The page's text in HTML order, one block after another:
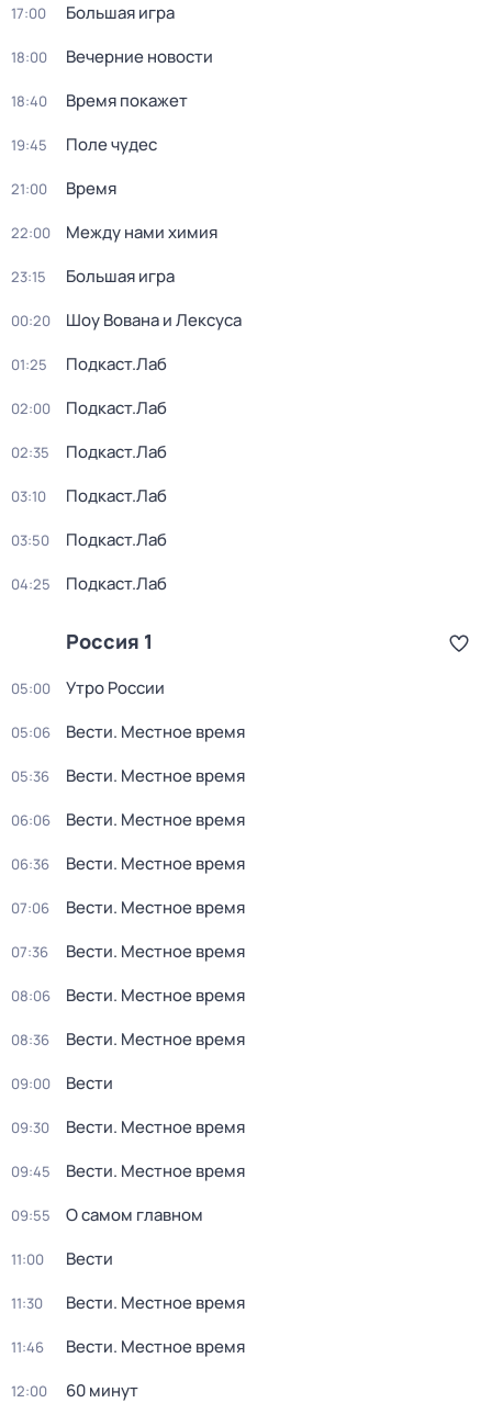
17:00 Большая игра
18:00 Вечерние новости
18:40 Время покажет
19:45 Поле чудес
21:00 Время
22:00 Между нами химия
23:15 Большая игра
00:20 Шоу Вована и Лексуса
01:25 Подкаст.Лаб
02:00 Подкаст.Лаб
02:35 Подкаст.Лаб
03:10 Подкаст.Лаб
03:50 Подкаст.Лаб
04:25 Подкаст.Лаб
Россия 1
05:00 Утро России
05:06 Вести. Местное время
05:36 Вести. Местное время
06:06 Вести. Местное время
06:36 Вести. Местное время
07:06 Вести. Местное время
07:36 Вести. Местное время
08:06 Вести. Местное время
08:36 Вести. Местное время
09:00 Вести
09:30 Вести. Местное время
09:45 Вести. Местное время
09:55 О самом главном
11:00 Вести
11:30 Вести. Местное время
11:46 Вести. Местное время
12:00 60 минут